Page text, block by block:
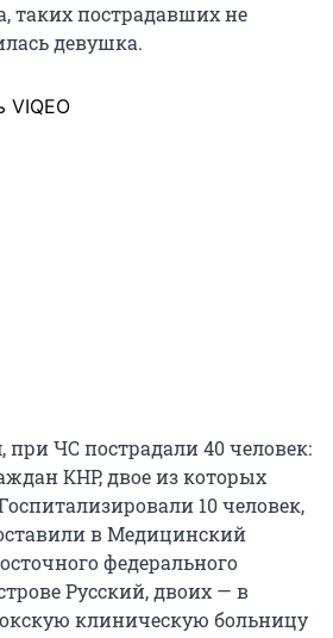
таких пострадавших не
девушка.
VIQEO
ЧС пострадали 40 человек:
КНР, двое из которых
10 человек,
в Медицинский
федерального
Русский, двоих — в
клиническую больницу